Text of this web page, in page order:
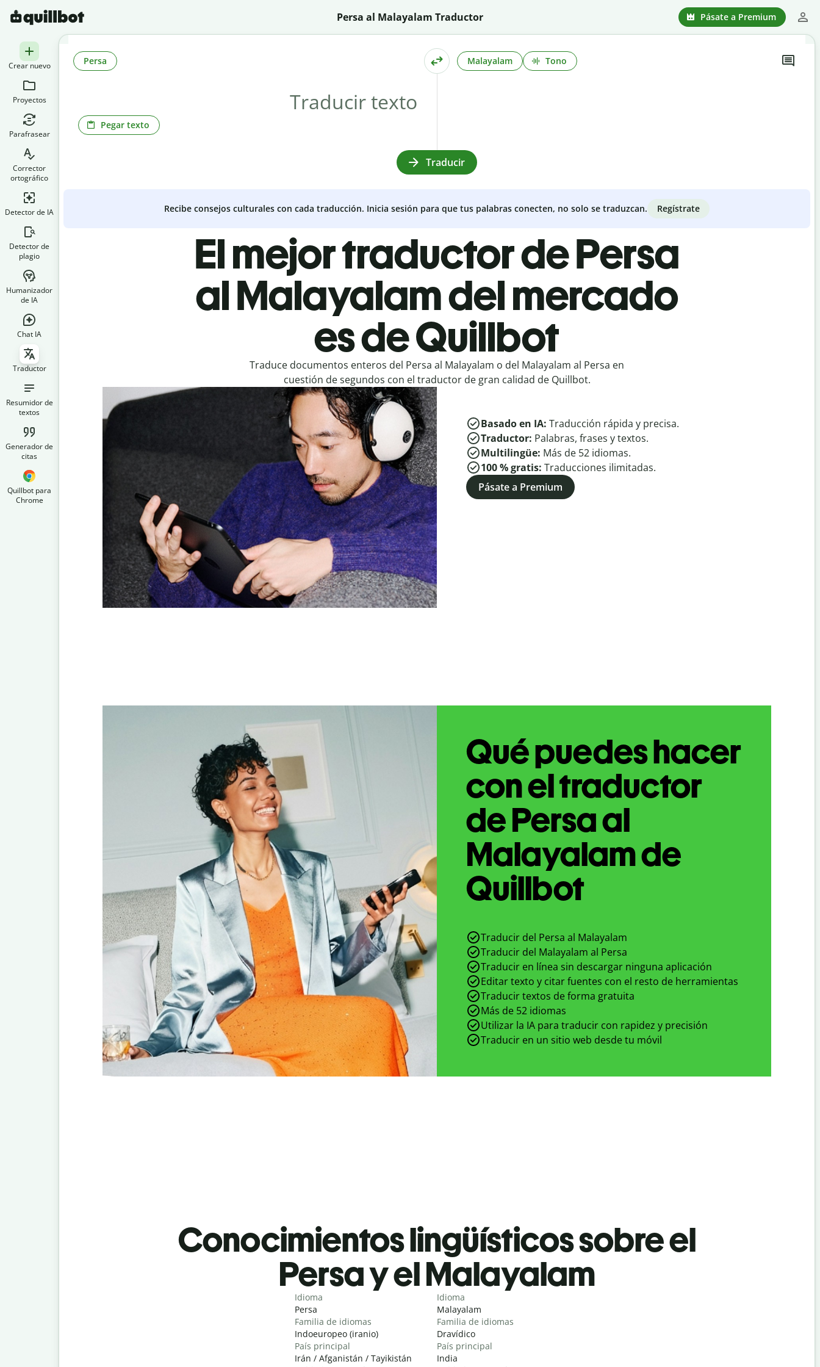
Persa al Malayalam Traductor Pásate a Premium
Crear nuevo
Proyectos
Parafrasear
Corrector
ortográfico
Detector de IA
Detector de
plagio
Humanizador
de IA
Chat IA
Traductor
Resumidor de
textos
Generador de
citas
Quillbot para
Chrome
Pegar texto
Persa Malayalam Tono
Traducir
Recibe consejos culturales con cada traducción. Inicia sesión para que tus palabras conecten, no solo se traduzcan. Regístrate
El mejor traductor de Persa
al Malayalam del mercado
es de Quillbot
Traduce documentos enteros del Persa al Malayalam o del Malayalam al Persa en
cuestión de segundos con el traductor de gran calidad de Quillbot.
Basado en IA: Traducción rápida y precisa.
Traductor: Palabras, frases y textos.
Multilingüe: Más de 52 idiomas.
100 % gratis: Traducciones ilimitadas.
Pásate a Premium
Qué puedes hacer
con el traductor
de Persa al
Malayalam de
Quillbot
Traducir del Persa al Malayalam
Traducir del Malayalam al Persa
Traducir en línea sin descargar ninguna aplicación
Editar texto y citar fuentes con el resto de herramientas
Traducir textos de forma gratuita
Más de 52 idiomas
Utilizar la IA para traducir con rapidez y precisión
Traducir en un sitio web desde tu móvil
Conocimientos lingüísticos sobre el
Persa y el Malayalam
Idioma
Persa
Familia de idiomas
Indoeuropeo (iranio)
País principal
Irán / Afganistán / Tayikistán
Idioma
Malayalam
Familia de idiomas
Dravídico
País principal
India